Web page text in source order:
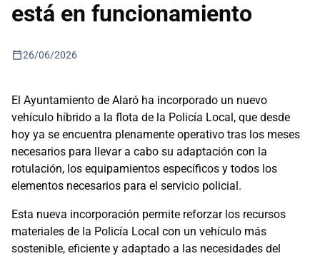
está en funcionamiento
calendar_today26/06/2026
El Ayuntamiento de Alaró ha incorporado un nuevo
vehículo híbrido a la flota de la Policía Local, que desde
hoy ya se encuentra plenamente operativo tras los meses
necesarios para llevar a cabo su adaptación con la
rotulación, los equipamientos específicos y todos los
elementos necesarios para el servicio policial.
Esta nueva incorporación permite reforzar los recursos
materiales de la Policía Local con un vehículo más
sostenible, eficiente y adaptado a las necesidades del